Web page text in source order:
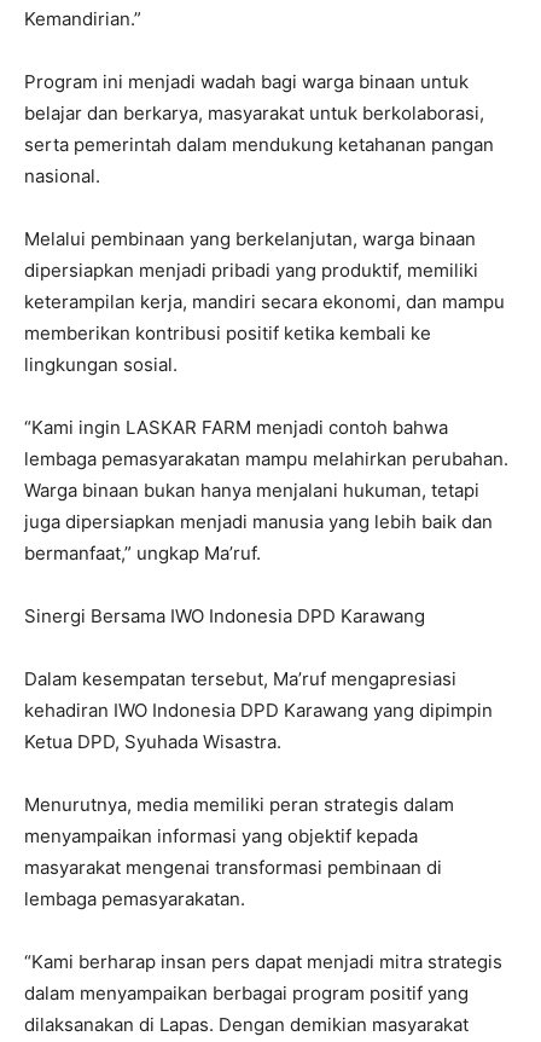
Kemandirian.”
Program ini menjadi wadah bagi warga binaan untuk
belajar dan berkarya, masyarakat untuk berkolaborasi,
serta pemerintah dalam mendukung ketahanan pangan
nasional.
Melalui pembinaan yang berkelanjutan, warga binaan
dipersiapkan menjadi pribadi yang produktif, memiliki
keterampilan kerja, mandiri secara ekonomi, dan mampu
memberikan kontribusi positif ketika kembali ke
lingkungan sosial.
“Kami ingin LASKAR FARM menjadi contoh bahwa
lembaga pemasyarakatan mampu melahirkan perubahan.
Warga binaan bukan hanya menjalani hukuman, tetapi
juga dipersiapkan menjadi manusia yang lebih baik dan
bermanfaat,” ungkap Ma’ruf.
Sinergi Bersama IWO Indonesia DPD Karawang
Dalam kesempatan tersebut, Ma’ruf mengapresiasi
kehadiran IWO Indonesia DPD Karawang yang dipimpin
Ketua DPD, Syuhada Wisastra.
Menurutnya, media memiliki peran strategis dalam
menyampaikan informasi yang objektif kepada
masyarakat mengenai transformasi pembinaan di
lembaga pemasyarakatan.
“Kami berharap insan pers dapat menjadi mitra strategis
dalam menyampaikan berbagai program positif yang
dilaksanakan di Lapas. Dengan demikian masyarakat